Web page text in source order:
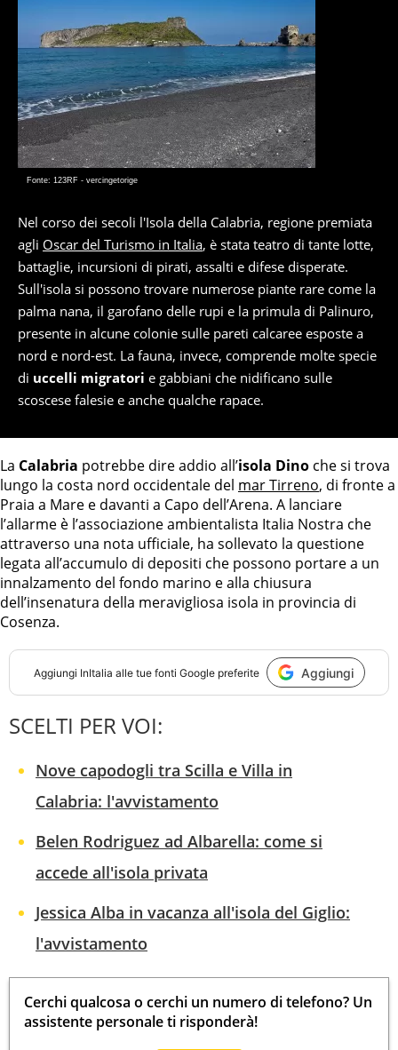
Fonte: 123RF - vercingetorige
Nel corso dei secoli l'Isola della Calabria, regione premiata
agli Oscar del Turismo in Italia, è stata teatro di tante lotte,
battaglie, incursioni di pirati, assalti e difese disperate.
Sull'isola si possono trovare numerose piante rare come la
palma nana, il garofano delle rupi e la primula di Palinuro,
presente in alcune colonie sulle pareti calcaree esposte a
nord e nord-est. La fauna, invece, comprende molte specie
di uccelli migratori e gabbiani che nidificano sulle
scoscese falesie e anche qualche rapace.
La Calabria potrebbe dire addio all’isola Dino che si trova
lungo la costa nord occidentale del mar Tirreno, di fronte a
Praia a Mare e davanti a Capo dell’Arena. A lanciare
l’allarme è l’associazione ambientalista Italia Nostra che
attraverso una nota ufficiale, ha sollevato la questione
legata all’accumulo di depositi che possono portare a un
innalzamento del fondo marino e alla chiusura
dell’insenatura della meravigliosa isola in provincia di
Cosenza.
Aggiungi InItalia alle tue fonti Google preferite Aggiungi
SCELTI PER VOI:
Nove capodogli tra Scilla e Villa in
Calabria: l'avvistamento
Belen Rodriguez ad Albarella: come si
accede all'isola privata
Jessica Alba in vacanza all'isola del Giglio:
l'avvistamento
Cerchi qualcosa o cerchi un numero di telefono? Un
assistente personale ti risponderà!